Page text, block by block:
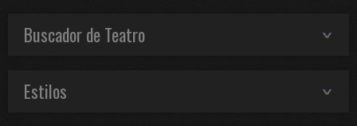
Buscador de Teatro
Estilos